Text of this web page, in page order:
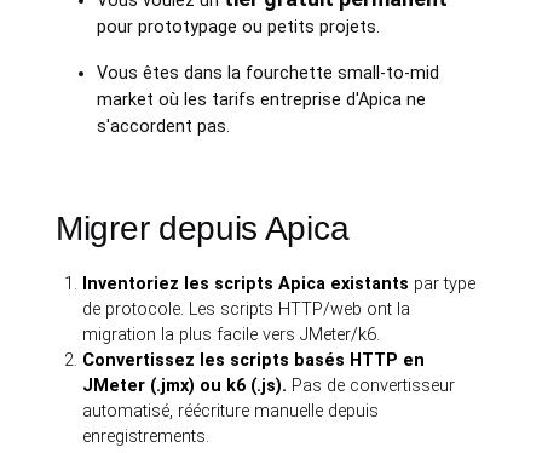
pour prototypage ou petits projets.
Vous êtes dans la fourchette small-to-mid
market où les tarifs entreprise d'Apica ne
s'accordent pas.
Migrer depuis Apica
Inventoriez les scripts Apica existants par type
de protocole. Les scripts HTTP/web ont la
migration la plus facile vers JMeter/k6.
Convertissez les scripts basés HTTP en
JMeter (.jmx) ou k6 (.js). Pas de convertisseur
automatisé, réécriture manuelle depuis
enregistrements.